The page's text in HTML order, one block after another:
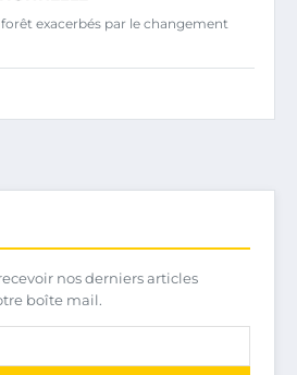
exacerbés par le changement
nos derniers articles
boîte mail.